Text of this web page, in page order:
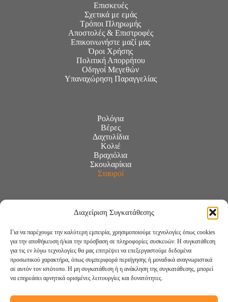
Διαχείριση Συγκατάθεσης
Για να παρέχουμε την καλύτερη εμπειρία, χρησιμοποιούμε τεχνολογίες όπως cookies
για την αποθήκευση ή/και την πρόσβαση σε πληροφορίες συσκευών. Η συγκατάθεση
για τις εν λόγω τεχνολογίες θα μας επιτρέψει να επεξεργαστούμε δεδομένα
προσωπικού χαρακτήρα, όπως συμπεριφορά περιήγησης ή μοναδικά αναγνωριστικά
σε αυτόν τον ιστότοπο. Η μη συγκατάθεση ή η ανάκληση της συγκατάθεσης, μπορεί
να επηρεάσει αρνητικά ορισμένες λειτουργίες και δυνατότητες.
Επισκευές
Σχετικά με εμάς
Τρόποι Πληρωμής
Αποστολές & Επιστροφές
Επικοινωνήστε μαζί μας
Όροι Χρήσης
Πολιτική Απορρήτου
Οδηγοί Μεγεθών
Υπαναχώρηση Παραγγελίας
Ρολόγια
Βέρες
Δαχτυλίδια
Κολιέ
Βραχιόλια
Σκουλαρίκια
Σταυροί